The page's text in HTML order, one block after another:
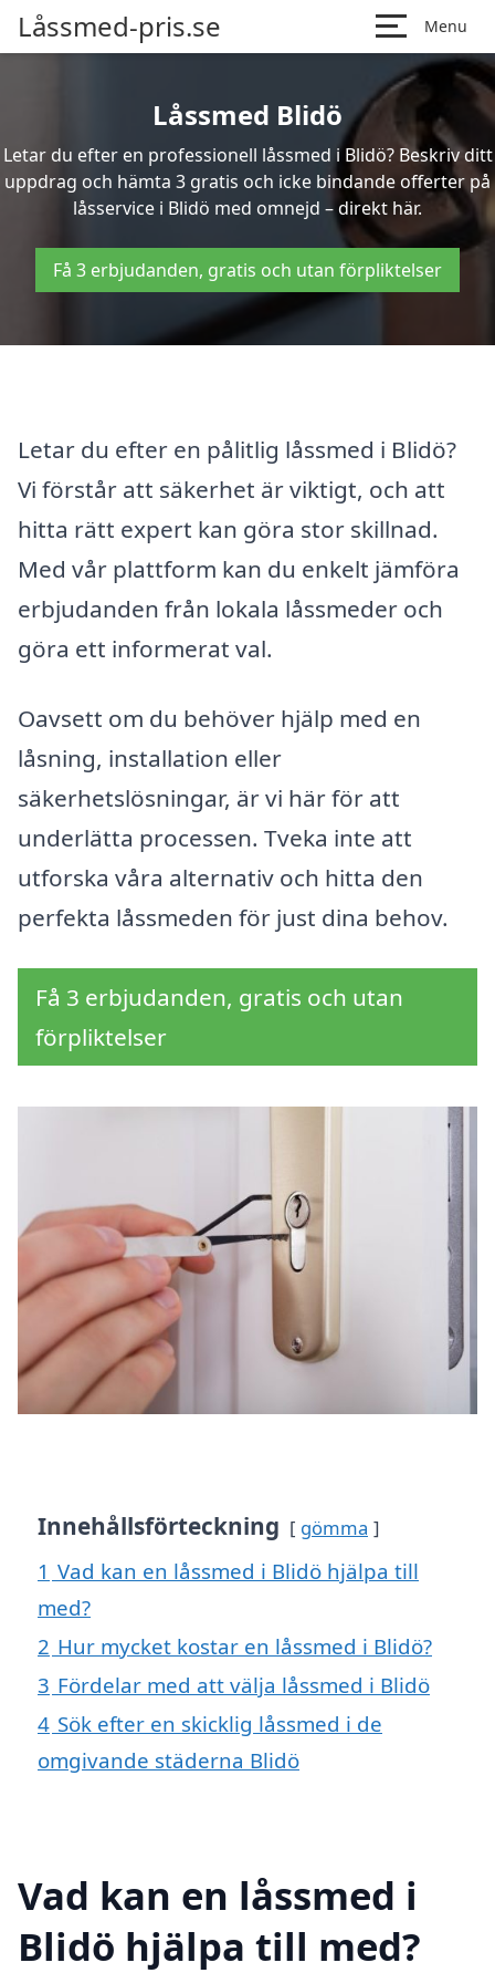
Låssmed-pris.se Menu
Låssmed Blidö
Letar du efter en professionell låssmed i Blidö? Beskriv ditt
uppdrag och hämta 3 gratis och icke bindande offerter på
låsservice i Blidö med omnejd – direkt här.
Få 3 erbjudanden, gratis och utan förpliktelser
Letar du efter en pålitlig låssmed i Blidö?
Vi förstår att säkerhet är viktigt, och att
hitta rätt expert kan göra stor skillnad.
Med vår plattform kan du enkelt jämföra
erbjudanden från lokala låssmeder och
göra ett informerat val.
Oavsett om du behöver hjälp med en
låsning, installation eller
säkerhetslösningar, är vi här för att
underlätta processen. Tveka inte att
utforska våra alternativ och hitta den
perfekta låssmeden för just dina behov.
Få 3 erbjudanden, gratis och utan
förpliktelser
Innehållsförteckning gömma
1 Vad kan en låssmed i Blidö hjälpa till
med?
2 Hur mycket kostar en låssmed i Blidö?
3 Fördelar med att välja låssmed i Blidö
4 Sök efter en skicklig låssmed i de
omgivande städerna Blidö
Vad kan en låssmed i
Blidö hjälpa till med?